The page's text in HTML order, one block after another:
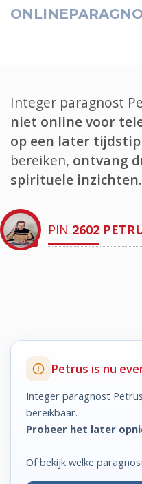
Integer paragnost
niet online voor
op een later tijdstip
bereiken, ontvang
spirituele inzichten.
PIN 2602
Petrus is nu
Integer paragnost
bereikbaar.
Probeer het later
Of bekijk welke